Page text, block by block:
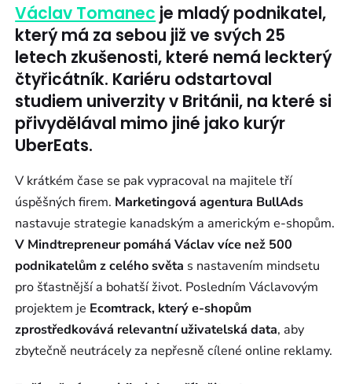
Václav Tomanec je mladý podnikatel,
který má za sebou již ve svých 25
letech zkušenosti, které nemá leckterý
čtyřicátník. Kariéru odstartoval
studiem univerzity v Británii, na které si
přivydělával mimo jiné jako kurýr
UberEats.
V krátkém čase se pak vypracoval na majitele tří
úspěšných firem. Marketingová agentura BullAds
nastavuje strategie kanadským a americkým e-shopům.
V Mindtrepreneur pomáhá Václav více než 500
podnikatelům z celého světa s nastavením mindsetu
pro šťastnější a bohatší život. Posledním Václavovým
projektem je Ecomtrack, který e-shopům
zprostředkovává relevantní uživatelská data, aby
zbytečně neutrácely za nepřesně cílené online reklamy.